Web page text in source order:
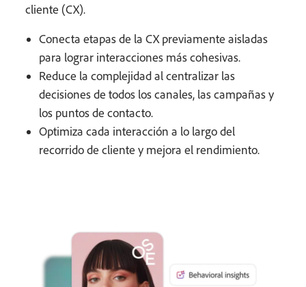
cliente (CX).
Conecta etapas de la CX previamente aisladas
para lograr interacciones más cohesivas.
Reduce la complejidad al centralizar las
decisiones de todos los canales, las campañas y
los puntos de contacto.
Optimiza cada interacción a lo largo del
recorrido de cliente y mejora el rendimiento.